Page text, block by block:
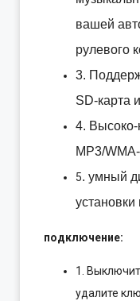
вашей
рулевого
3.
SD-карта
4. Высоко-
MP3/
5. умный
установки
подключение:
1.
удалите